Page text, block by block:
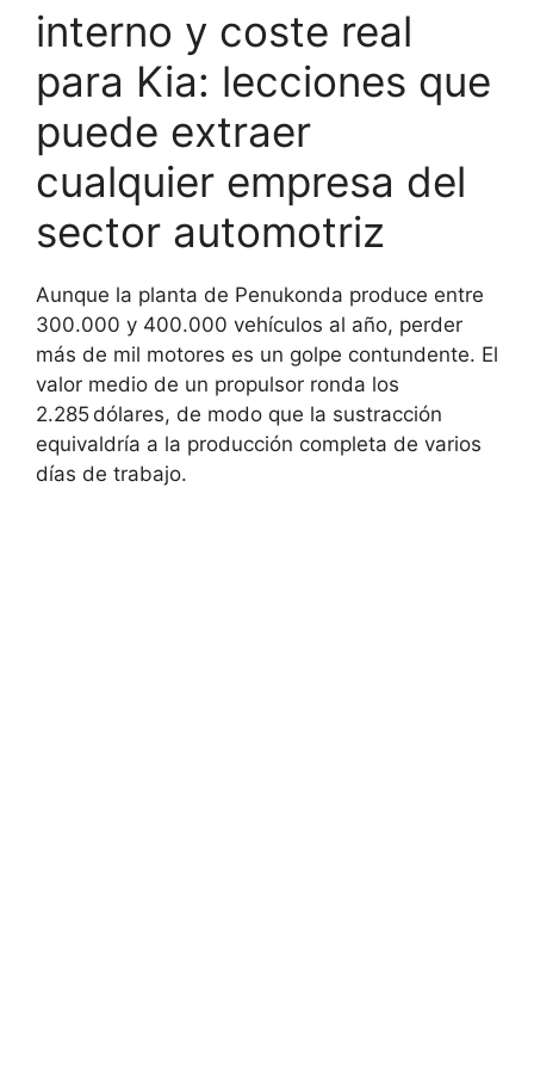
interno y coste real
para Kia: lecciones que
puede extraer
cualquier empresa del
sector automotriz
Aunque la planta de Penukonda produce entre
300.000 y 400.000 vehículos al año, perder
más de mil motores es un golpe contundente. El
valor medio de un propulsor ronda los
2.285 dólares, de modo que la sustracción
equivaldría a la producción completa de varios
días de trabajo.